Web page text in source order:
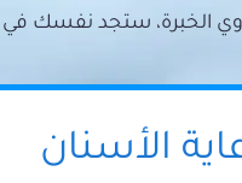
الخبرة، ستجد نفسك في
الأسنان